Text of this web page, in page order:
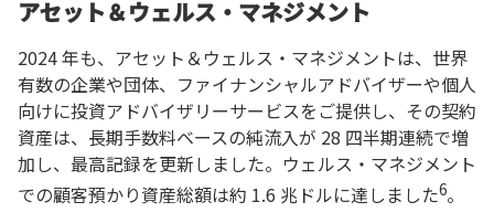
アセット＆ウェルス・マネジメント
2024 年も、アセット＆ウェルス・マネジメントは、世界
有数の企業や団体、ファイナンシャルアドバイザーや個人
向けに投資アドバイザリーサービスをご提供し、その契約
資産は、長期手数料ベースの純流入が 28 四半期連続で増
加し、最高記録を更新しました。ウェルス・マネジメント
での顧客預かり資産総額は約 1.6 兆ドルに達しました6。